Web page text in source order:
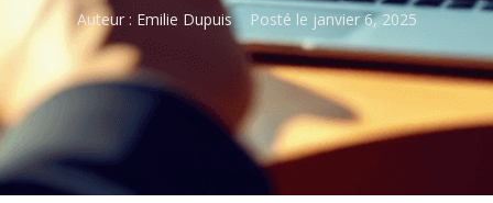
Auteur : Emilie Dupuis Posté le janvier 6, 2025